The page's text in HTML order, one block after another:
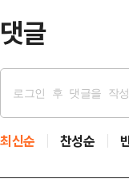
댓글
최신순 찬성순